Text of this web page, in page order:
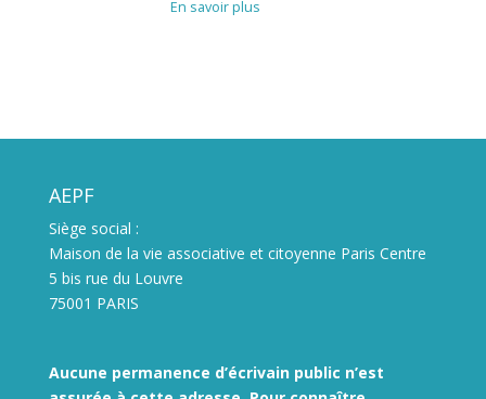
En savoir plus
AEPF
Siège social :
Maison de la vie associative et citoyenne Paris Centre
5 bis rue du Louvre
75001 PARIS
Aucune permanence d’écrivain public n’est